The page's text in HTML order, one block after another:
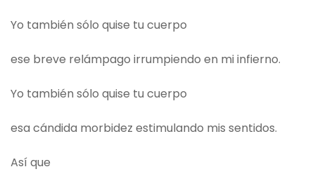
Yo también sólo quise tu cuerpo
ese breve relámpago irrumpiendo en mi infierno.
Yo también sólo quise tu cuerpo
esa cándida morbidez estimulando mis sentidos.
Así que